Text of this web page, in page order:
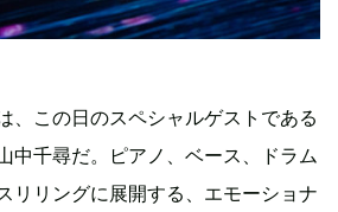
、この日のスペシャルゲストである
中千尋だ。ピアノ、ベース、ドラム
リリングに展開する、エモーショナ